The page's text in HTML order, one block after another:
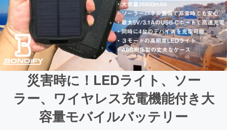
災害時に！LEDライト、ソー
ラー、ワイヤレス充電機能付き大
容量モバイルバッテリー